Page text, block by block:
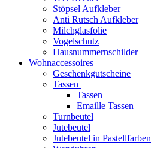
Stöpsel Aufkleber
Anti Rutsch Aufkleber
Milchglasfolie
Vogelschutz
Hausnummernschilder
Wohnaccessoires
Geschenkgutscheine
Tassen
Tassen
Emaille Tassen
Turnbeutel
Jutebeutel
Jutebeutel in Pastellfarben